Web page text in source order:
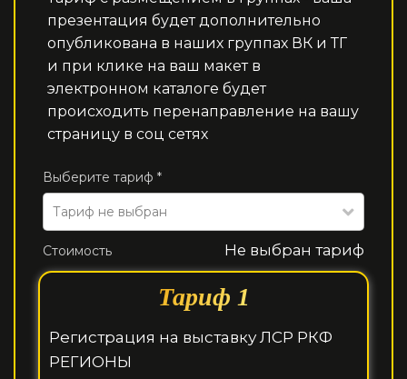
презентация будет дополнительно
опубликована в наших группах ВК и ТГ
и при клике на ваш макет в
электронном каталоге будет
происходить перенаправление на вашу
страницу в соц сетях
Выберите тариф *
Тариф не выбран
Стоимость Не выбран тариф
Тариф 1
Регистрация на выставку ЛСР РКФ
РЕГИОНЫ